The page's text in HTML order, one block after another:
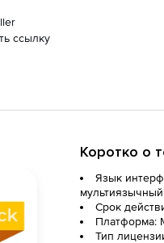
ссылку
Коротко о
Язык
мультиязычный
Срок
Платформа:
Тип